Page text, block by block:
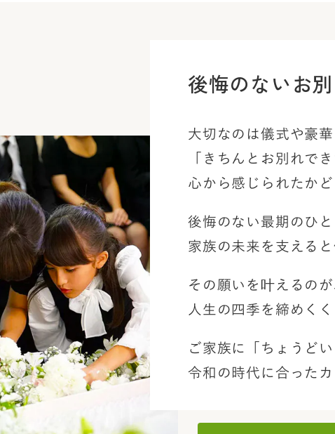
後悔のないお
大切なのは儀式や豪
「きちんとお別れで
心から感じられたか
後悔のない最期のひ
家族の未来を支える
その願いを叶えるの
人生の四季を締めく
ご家族に「ちょうど
令和の時代に合った